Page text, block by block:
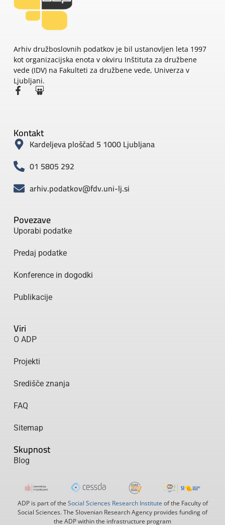
Arhiv družboslovnih podatkov je bil ustanovljen leta 1997
kot organizacijska enota v okviru Inštituta za družbene
vede (IDV) na Fakulteti za družbene vede, Univerza v
Ljubljani.
Povezave
Uporabi podatke
Predaj podatke
Konference in dogodki
Publikacije
Viri
O ADP
Projekti
Središče znanja
FAQ
Sitemap
Skupnost
Blog
Kontakt
Kardeljeva ploščad 5 1000 Ljubljana
01 5805 292
arhiv.podatkov@fdv.uni-lj.si
ADP is part of the Social Sciences Research Institute of the Faculty of
Social Sciences. The Slovenian Research Agency provides funding of
the ADP within the infrastructure program